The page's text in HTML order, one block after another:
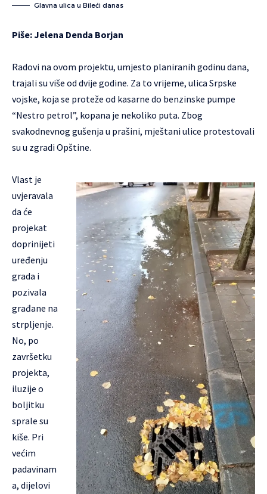
Glavna ulica u Bileći danas
Piše: Jelena Denda Borjan
Radovi na ovom projektu, umjesto planiranih godinu dana,
trajali su više od dvije godine. Za to vrijeme, ulica Srpske
vojske, koja se proteže od kasarne do benzinske pumpe
“Nestro petrol”, kopana je nekoliko puta. Zbog
svakodnevnog gušenja u prašini, mještani ulice protestovali
su u zgradi Opštine.
Vlast je
uvjeravala
da će
projekat
doprinijeti
uređenju
grada i
pozivala
građane na
strpljenje.
No, po
završetku
projekta,
iluzije o
boljitku
sprale su
kiše. Pri
većim
padavinam
a, dijelovi